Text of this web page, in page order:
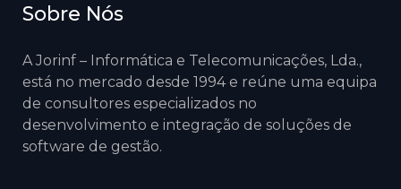
Sobre Nós
A Jorinf – Informática e Telecomunicações, Lda.,
está no mercado desde 1994 e reúne uma equipa
de consultores especializados no
desenvolvimento e integração de soluções de
software de gestão.